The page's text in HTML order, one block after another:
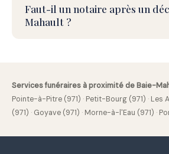
Faut-il un notaire après un
Mahault ?
Services funéraires à proximité de Baie-
Pointe-à-Pitre (971) · Petit-Bourg (971) · Les
(971) · Goyave (971) · Morne-à-l'Eau (971) ·